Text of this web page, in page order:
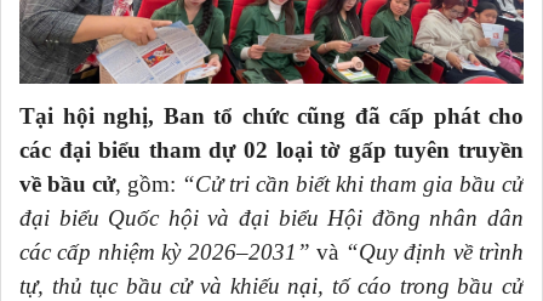
Tại hội nghị, Ban tổ chức cũng đã cấp phát cho
các đại biểu tham dự 02 loại tờ gấp tuyên truyền
về bầu cử, gồm: “Cử tri cần biết khi tham gia bầu cử
đại biểu Quốc hội và đại biểu Hội đồng nhân dân
các cấp nhiệm kỳ 2026–2031” và “Quy định về trình
tự, thủ tục bầu cử và khiếu nại, tố cáo trong bầu cử